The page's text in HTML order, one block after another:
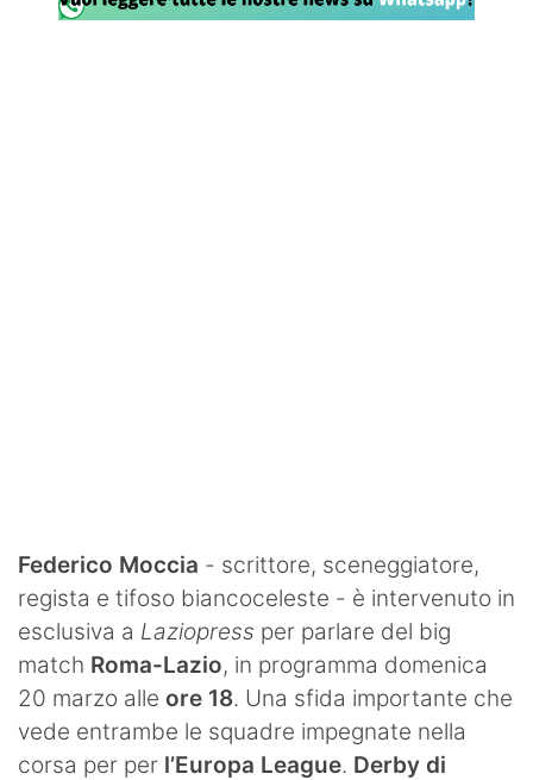
Federico Moccia - scrittore, sceneggiatore,
regista e tifoso biancoceleste - è intervenuto in
esclusiva a Laziopress per parlare del big
match Roma-Lazio, in programma domenica
20 marzo alle ore 18. Una sfida importante che
vede entrambe le squadre impegnate nella
corsa per per l’Europa League. Derby di